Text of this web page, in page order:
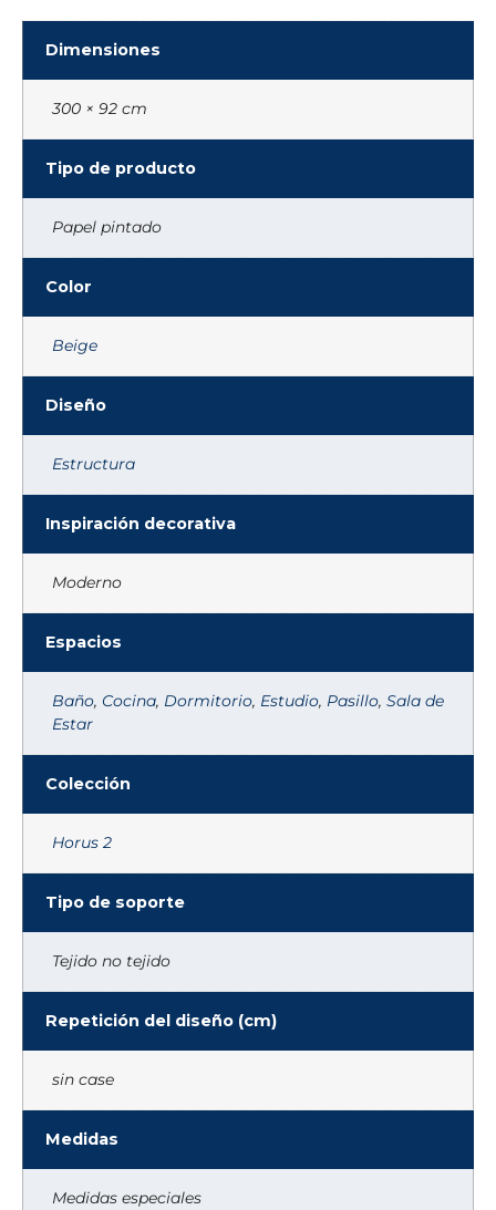
Dimensiones
300 × 92 cm
Tipo de producto
Papel pintado
Color
Beige
Diseño
Estructura
Inspiración decorativa
Moderno
Espacios
Baño, Cocina, Dormitorio, Estudio, Pasillo, Sala de
Estar
Colección
Horus 2
Tipo de soporte
Tejido no tejido
Repetición del diseño (cm)
sin case
Medidas
Medidas especiales